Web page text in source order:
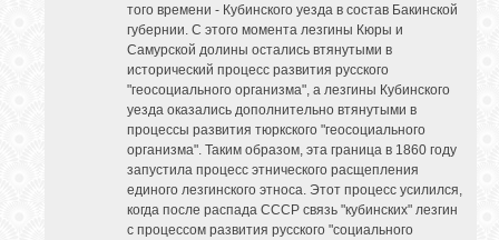
того времени - Кубинского уезда в состав Бакинской
губернии. С этого момента лезгины Кюры и
Самурской долины остались втянутыми в
исторический процесс развития русского
"геосоциального организма", а лезгины Кубинского
уезда оказались дополнительно втянутыми в
процессы развития тюркского "геосоциального
организма". Таким образом, эта граница в 1860 году
запустила процесс этнического расщепления
единого лезгинского этноса. Этот процесс усилился,
когда после распада СССР связь "кубинских" лезгин
с процессом развития русского "социального